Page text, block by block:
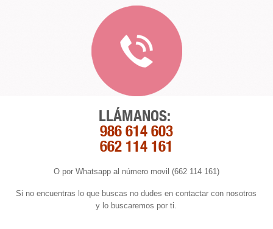
LLÁMANOS:
986 614 603
662 114 161
O por Whatsapp al número movil (662 114 161)
Si no encuentras lo que buscas no dudes en contactar con nosotros
y lo buscaremos por ti.